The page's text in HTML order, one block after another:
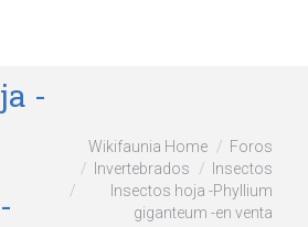
-
Wikifaunia Home
Foros
Invertebrados
Insectos
Insectos hoja -Phyllium
giganteum -en venta